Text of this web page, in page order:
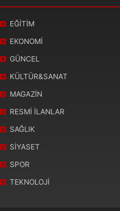
EĞİTİM
EKONOMİ
GÜNCEL
KÜLTÜR&SANAT
MAGAZİN
RESMİ İLANLAR
SAĞLIK
SİYASET
SPOR
TEKNOLOJİ